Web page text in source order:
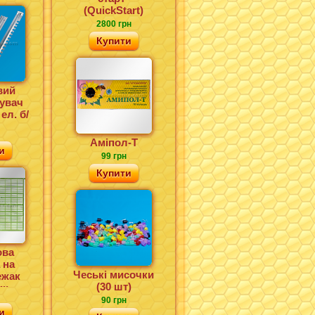
(QuickStart)
2800 грн
Купити
Аміпол-Т
99 грн
Купити
Чеські мисочки
(30 шт)
90 грн
б/
на